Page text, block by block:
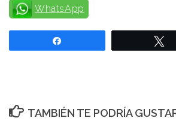
WhatsApp
TAMBIÉN TE PODRÍA